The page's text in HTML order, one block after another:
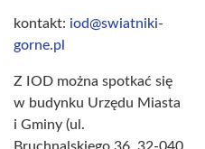
kontakt: iod@swiatniki-
gorne.pl
Z IOD można spotkać się
w budynku Urzędu Miasta
i Gminy (ul.
Bruchnalskiego 36, 32-040